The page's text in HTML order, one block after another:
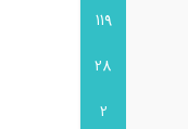
119
28
2